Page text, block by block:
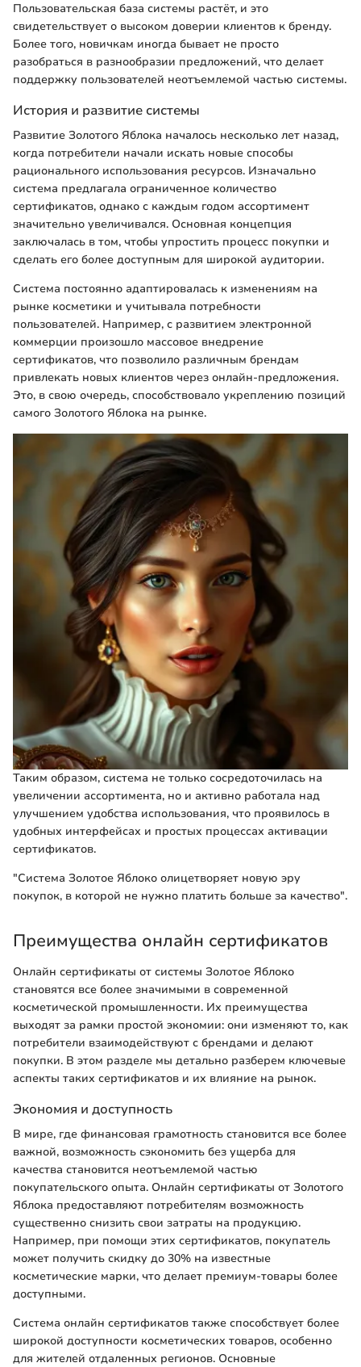
Пользовательская база системы растёт, и это
свидетельствует о высоком доверии клиентов к бренду.
Более того, новичкам иногда бывает не просто
разобраться в разнообразии предложений, что делает
поддержку пользователей неотъемлемой частью системы.
История и развитие системы
Развитие Золотого Яблока началось несколько лет назад,
когда потребители начали искать новые способы
рационального использования ресурсов. Изначально
система предлагала ограниченное количество
сертификатов, однако с каждым годом ассортимент
значительно увеличивался. Основная концепция
заключалась в том, чтобы упростить процесс покупки и
сделать его более доступным для широкой аудитории.
Система постоянно адаптировалась к изменениям на
рынке косметики и учитывала потребности
пользователей. Например, с развитием электронной
коммерции произошло массовое внедрение
сертификатов, что позволило различным брендам
привлекать новых клиентов через онлайн-предложения.
Это, в свою очередь, способствовало укреплению позиций
самого Золотого Яблока на рынке.
Таким образом, система не только сосредоточилась на
увеличении ассортимента, но и активно работала над
улучшением удобства использования, что проявилось в
удобных интерфейсах и простых процессах активации
сертификатов.
"Система Золотое Яблоко олицетворяет новую эру
покупок, в которой не нужно платить больше за качество".
Преимущества онлайн сертификатов
Онлайн сертификаты от системы Золотое Яблоко
становятся все более значимыми в современной
косметической промышленности. Их преимущества
выходят за рамки простой экономии: они изменяют то, как
потребители взаимодействуют с брендами и делают
покупки. В этом разделе мы детально разберем ключевые
аспекты таких сертификатов и их влияние на рынок.
Экономия и доступность
В мире, где финансовая грамотность становится все более
важной, возможность сэкономить без ущерба для
качества становится неотъемлемой частью
покупательского опыта. Онлайн сертификаты от Золотого
Яблока предоставляют потребителям возможность
существенно снизить свои затраты на продукцию.
Например, при помощи этих сертификатов, покупатель
может получить скидку до 30% на известные
косметические марки, что делает премиум-товары более
доступными.
Система онлайн сертификатов также способствует более
широкой доступности косметических товаров, особенно
для жителей отдаленных регионов. Основные